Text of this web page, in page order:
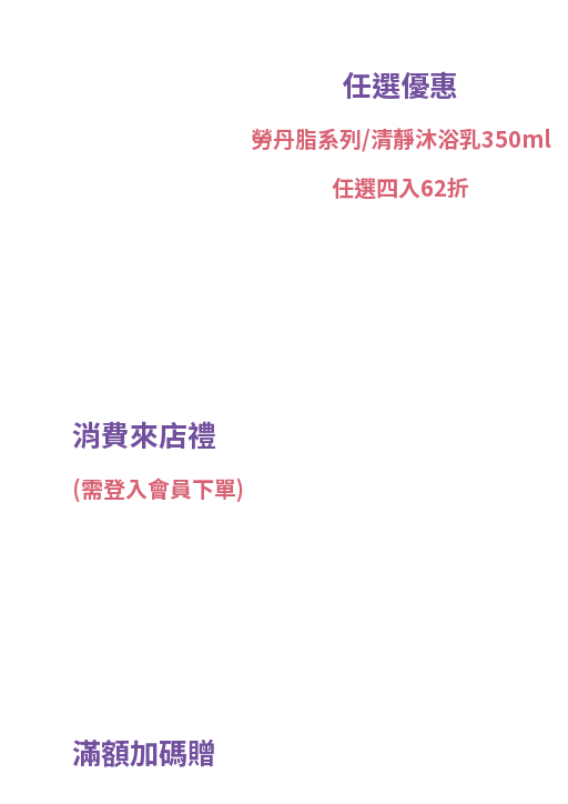
任選優惠
勞丹脂系列/清靜沐浴乳350ml
任選四入62折
消費來店禮
(需登入會員下單)
滿額加碼贈